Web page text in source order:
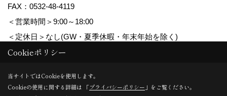
FAX：0532-48-4119
＜営業時間＞9:00～18:00
＜定休日＞なし(GW・夏季休暇・年末年始を除く)
Copyright (c) Taiyoujyutaku. All Rights Reserved.
Produced byゴデスクリエイト
Cookieポリシー
当サイトではCookieを使用します。
Cookieの使用に関する詳細は 「プライバシーポリシー 」をご覧ください。